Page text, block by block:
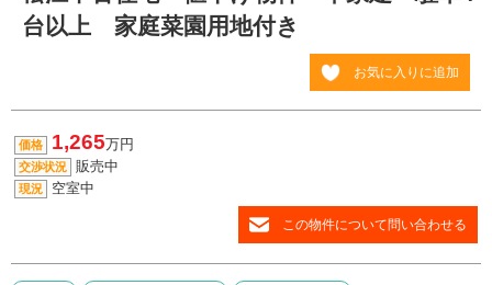
台以上 家庭菜園用地付き
お気に入りに追加
価格 1,265万円
交渉状況 販売中
現況 空室中
この物件について問い合わせる